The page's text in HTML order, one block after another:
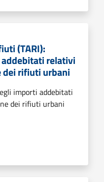
(TARI):
relativi
dei rifiuti urbani
importi addebitati
dei rifiuti urbani